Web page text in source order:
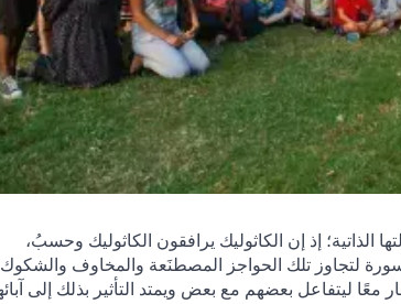
إذ إن الكاثوليك يرافقون الكاثوليك وحسبُ،
لتجاوز تلك الحواجز المصطنَعة والمخاوف والشكوك
ليتفاعل بعضهم مع بعض ويمتد التأثير بذلك إلى